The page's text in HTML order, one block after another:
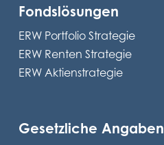
Fondslösungen
ERW Portfolio Strategie
ERW Renten Strategie
ERW Aktienstrategie
Gesetzliche Angaben